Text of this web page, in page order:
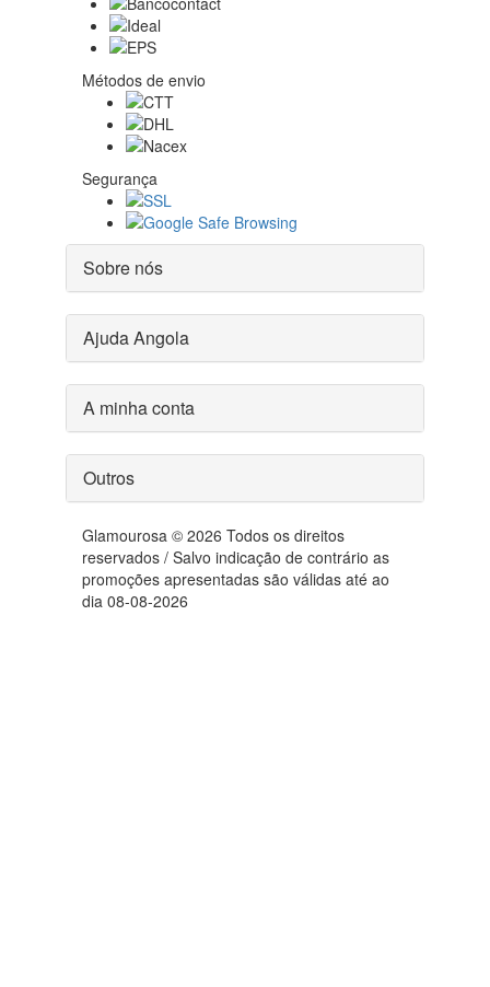
Métodos de envio
Segurança
Sobre nós
Ajuda Angola
A minha conta
Outros
Glamourosa © 2026 Todos os direitos
reservados / Salvo indicação de contrário as
promoções apresentadas são válidas até ao
dia 08-08-2026